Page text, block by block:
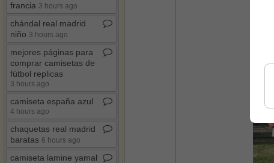
francia 3 hours ago
chándal real madrid
niño 3 hours ago
mejores páginas para
comprar camisetas de
fútbol replicas
3 hours ago
camiseta españa azul
4 hours ago
chaquetas real madrid
baratas 6 hours ago
camiseta lamine yamal